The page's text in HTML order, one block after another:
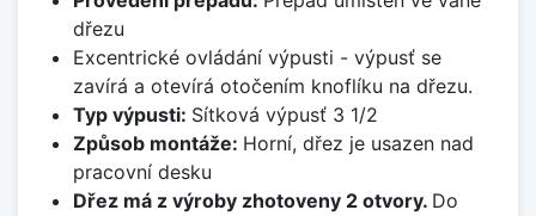
dřezu
Excentrické ovládání výpusti - výpusť se
zavírá a otevírá otočením knoflíku na dřezu.
Typ výpusti: Sítková výpusť 3 1/2
Způsob montáže: Horní, dřez je usazen nad
pracovní desku
Dřez má z výroby zhotoveny 2 otvory. Do